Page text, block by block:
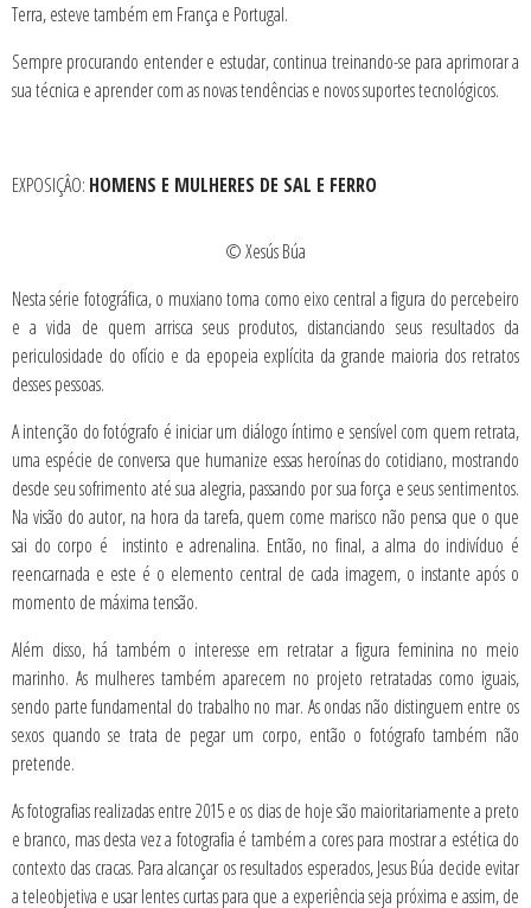
Terra, esteve também em França e Portugal.
Sempre procurando entender e estudar, continua treinando-se para aprimorar a
sua técnica e aprender com as novas tendências e novos suportes tecnológicos.
EXPOSIÇÂO: HOMENS E MULHERES DE SAL E FERRO
© Xesús Búa
Nesta série fotográfica, o muxiano toma como eixo central a figura do percebeiro
e a vida de quem arrisca seus produtos, distanciando seus resultados da
periculosidade do ofício e da epopeia explícita da grande maioria dos retratos
desses pessoas.
A intenção do fotógrafo é iniciar um diálogo íntimo e sensível com quem retrata,
uma espécie de conversa que humanize essas heroínas do cotidiano, mostrando
desde seu sofrimento até sua alegria, passando por sua força e seus sentimentos.
Na visão do autor, na hora da tarefa, quem come marisco não pensa que o que
sai do corpo é instinto e adrenalina. Então, no final, a alma do indivíduo é
reencarnada e este é o elemento central de cada imagem, o instante após o
momento de máxima tensão.
Além disso, há também o interesse em retratar a figura feminina no meio
marinho. As mulheres também aparecem no projeto retratadas como iguais,
sendo parte fundamental do trabalho no mar. As ondas não distinguem entre os
sexos quando se trata de pegar um corpo, então o fotógrafo também não
pretende.
As fotografias realizadas entre 2015 e os dias de hoje são maioritariamente a preto
e branco, mas desta vez a fotografia é também a cores para mostrar a estética do
contexto das cracas. Para alcançar os resultados esperados, Jesus Búa decide evitar
a teleobjetiva e usar lentes curtas para que a experiência seja próxima e assim, de